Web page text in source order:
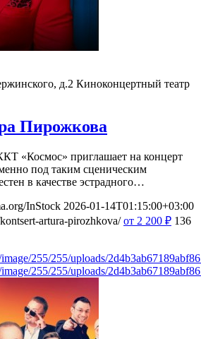
д.2 Киноконцертный театр
Пирожкова
«Космос» приглашает на концерт
под таким сценическим
в качестве эстрадного…
InStock 2026-01-14T01:15:00+03:00
artura-pirozhkova/ от 2 200 ₽ 136
255/255/uploads/
255/255/uploads/